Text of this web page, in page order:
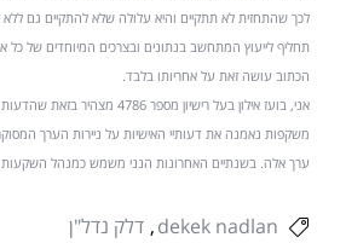
לכך שהתחזית לא תתקיים והיא עלולה שלא להתקיים גם ללא
תחליף לייעוץ המתחשב בנתונים ובצרכים המיוחדים של
הכתוב עושה זאת על אחריותו בלבד.
אני, בועז אילון בעל רישיון מספר
משקפות נאמנה את דעותיי האישיות על ניירות הערך
ערך אלה. בשנתיים האחרונות הנני משמש כמנהל
dekek nadlan דלק נדל"ן